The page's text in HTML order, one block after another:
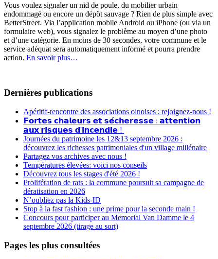
Vous voulez signaler un nid de poule, du mobilier urbain
endommagé ou encore un dépôt sauvage ? Rien de plus simple avec
BetterStreet. Via l’application mobile Android ou iPhone (ou via un
formulaire web), vous signalez le problème au moyen d’une photo
et d’une catégorie. En moins de 30 secondes, votre commune et le
service adéquat sera automatiquement informé et pourra prendre
action. En savoir plus…
Dernières publications
Apéritif-rencontre des associations olnoises : rejoignez-nous !
𝗙𝗼𝗿𝘁𝗲𝘀 𝗰𝗵𝗮𝗹𝗲𝘂𝗿𝘀 𝗲𝘁 𝘀𝗲́𝗰𝗵𝗲𝗿𝗲𝘀𝘀𝗲 : 𝗮𝘁𝘁𝗲𝗻𝘁𝗶𝗼𝗻
𝗮𝘂𝘅 𝗿𝗶𝘀𝗾𝘂𝗲𝘀 𝗱'𝗶𝗻𝗰𝗲𝗻𝗱𝗶𝗲 !
Journées du patrimoine les 12&13 septembre 2026 :
découvrez les richesses patrimoniales d'un village millénaire
Partagez vos archives avec nous !
Températures élevées: voici nos conseils
Découvrez tous les stages d'été 2026 !
Prolifération de rats : la commune poursuit sa campagne de
dératisation en 2026
N’oubliez pas la Kids-ID
Stop à la fast fashion : une prime pour la seconde main !
Concours pour participer au Memorial Van Damme le 4
septembre 2026 (tirage au sort)
Pages les plus consultées